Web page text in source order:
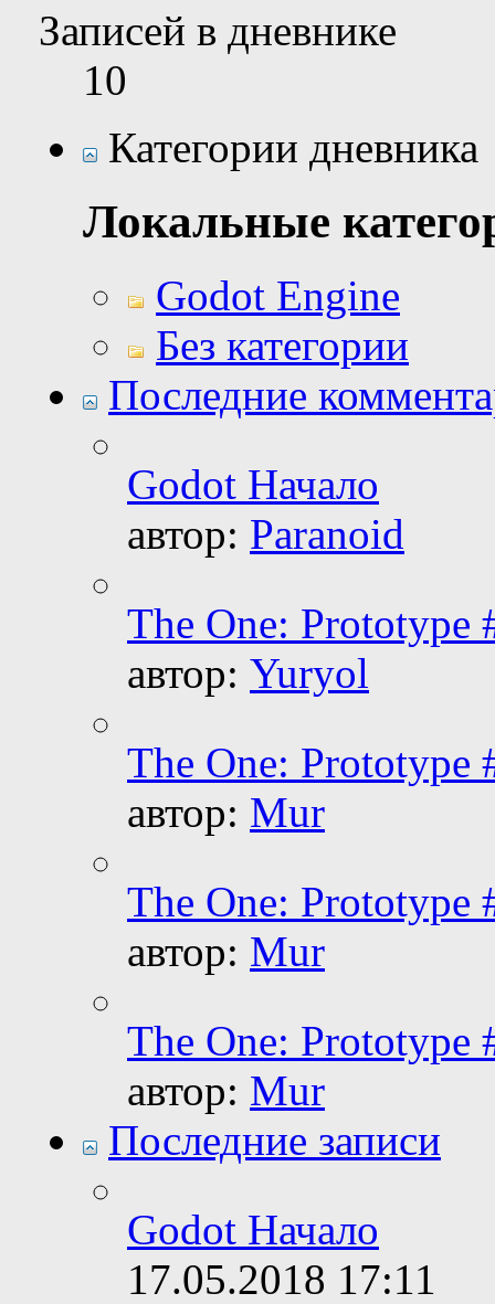
Записей в дневнике
10
Категории дневника
Локальные
Godot Engine
Без категории
Последние
Godot Начало
автор: Paranoid
The One: Prototype
автор: Yuryol
The One: Prototype
автор: Mur
The One: Prototype
автор: Mur
The One: Prototype
автор: Mur
Последние записи
Godot Начало
17.05.2018 17:11